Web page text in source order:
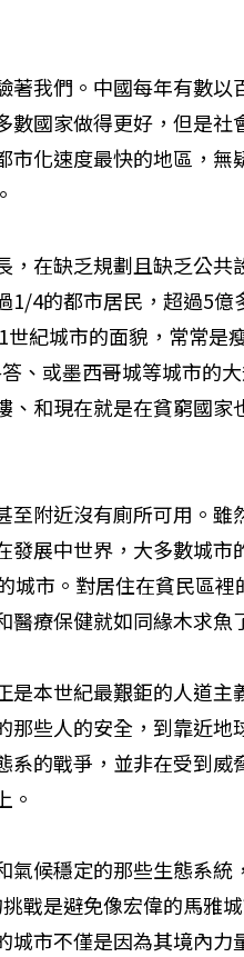
我們。中國每年有數以
國家做得更好，但是社
化速度最快的地區，無
在缺乏規劃且缺乏公共
4的都市居民，超過5億
紀城市的面貌，常常是
、或墨西哥城等城市的
和現在就是在貧窮國家
附近沒有廁所可用。雖
展中世界，大多數城市
城市。對居住在貧民區裡
療保健就如同緣木求魚
本世紀最艱鉅的人道主
些人的安全，到靠近地
的戰爭，並非在受到威
。
候穩定的那些生態系統
戰是避免像宏偉的馬雅
市不僅是因為其境內力